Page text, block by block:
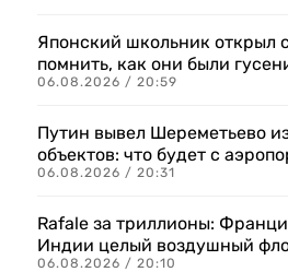
Японский школьник открыл
помнить, как они были
06.08.2026 / 20:59
Путин вывел Шереметьево
объектов: что будет с
06.08.2026 / 20:31
Rafale за триллионы:
Индии целый воздушный
06.08.2026 / 20:10